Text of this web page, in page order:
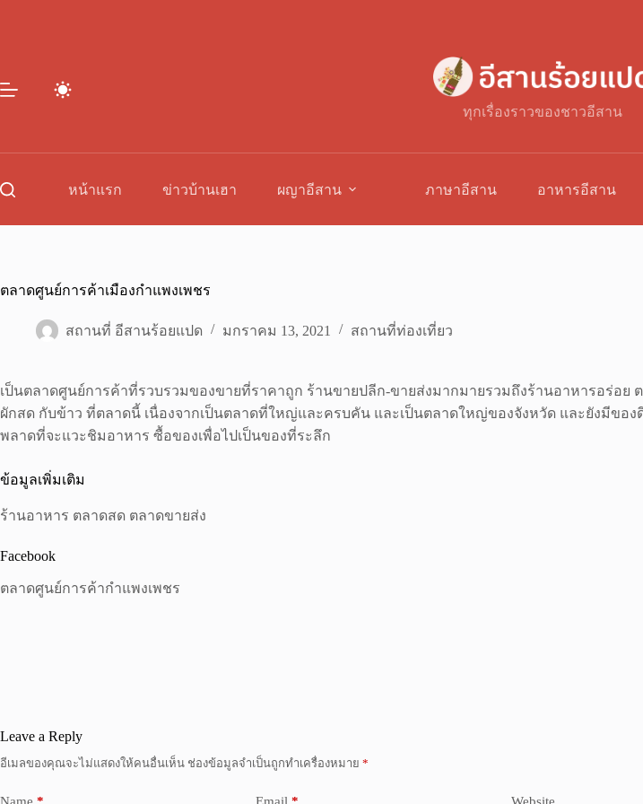
ทุกเรื่องราวของชาวอีสาน
หน้าแรก ข่าวบ้านเฮา ผญาอีสาน ภาษาอีสาน อาหารอีสาน
ตลาดศูนย์การค้าเมืองกำแพงเพชร
สถานที่ อีสานร้อยแปด มกราคม 13, 2021 สถานที่ท่องเที่ยว
เป็นตลาดศูนย์การค้าที่รวบรวมของขายที่ราคาถูก ร้านขายปลีก-ขายส่งมากมายรวมถึงร้านอาหารอร่
ผักสด กับข้าว ที่ตลาดนี้ เนื่องจากเป็นตลาดที่ใหญ่และครบคัน และเป็นตลาดใหญ่ของจังหวัด และยังมีขอ
พลาดที่จะแวะชิมอาหาร ซื้อของเพื่อไปเป็นของที่ระลึก
ข้อมูลเพิ่มเติม
ร้านอาหาร ตลาดสด ตลาดขายส่ง
Facebook
ตลาดศูนย์การค้ากำแพงเพชร
Leave a Reply
อีเมลของคุณจะไม่แสดงให้คนอื่นเห็น ช่องข้อมูลจำเป็นถูกทำเครื่องหมาย *